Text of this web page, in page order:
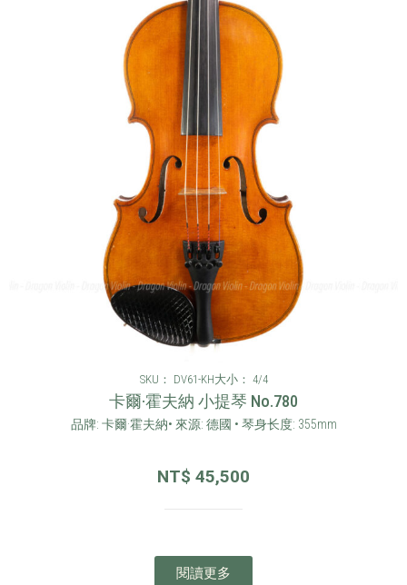
SKU： DV61-KH大小： 4/4
卡爾·霍夫納 小提琴 No.780
品牌: 卡爾·霍夫納• 來源: 德國 • 琴身长度: 355mm
NT$ 45,500
閱讀更多